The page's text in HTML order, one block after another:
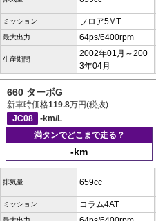
ミッション フロア5MT
最大出力 64ps/6400rpm
生産期間
2002年01月～200
3年04月
660 ターボG
新車時価格119.8万円(税抜)
JC08
-km/L
満タンでどこまで走る？
-km
排気量 659cc
ミッション コラム4AT